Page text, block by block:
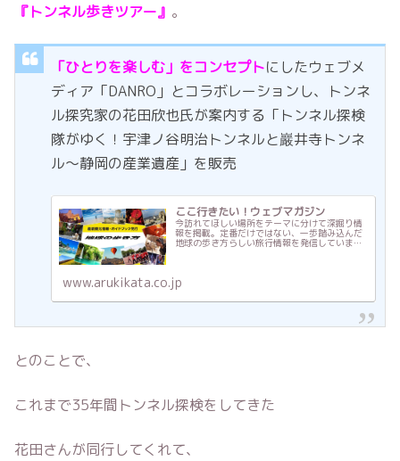
『トンネル歩きツアー』 。
「ひとりを楽しむ」をコンセプトにしたウェブメ
ディア「DANRO」とコラボレーションし、トンネ
ル探究家の花田欣也氏が案内する「トンネル探検
隊がゆく！宇津ノ谷明治トンネルと巖井寺トンネ
ル～静岡の産業遺産」を販売
ここ行きたい！ウェブマガジン
今訪れてほしい場所をテーマに分けて深掘り情
報を掲載。定番だけではない、一歩踏み込んだ
地球の歩き方らしい旅行情報を発信していま
www.arukikata.co.jp
とのことで、
これまで35年間トンネル探検をしてきた
花田さんが同行してくれて、